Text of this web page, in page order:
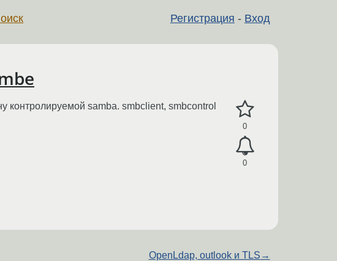
Регистрация - Вход
0
0
контролируемой samba. smbclient, smbcontrol
OpenLdap, outlook и TLS →